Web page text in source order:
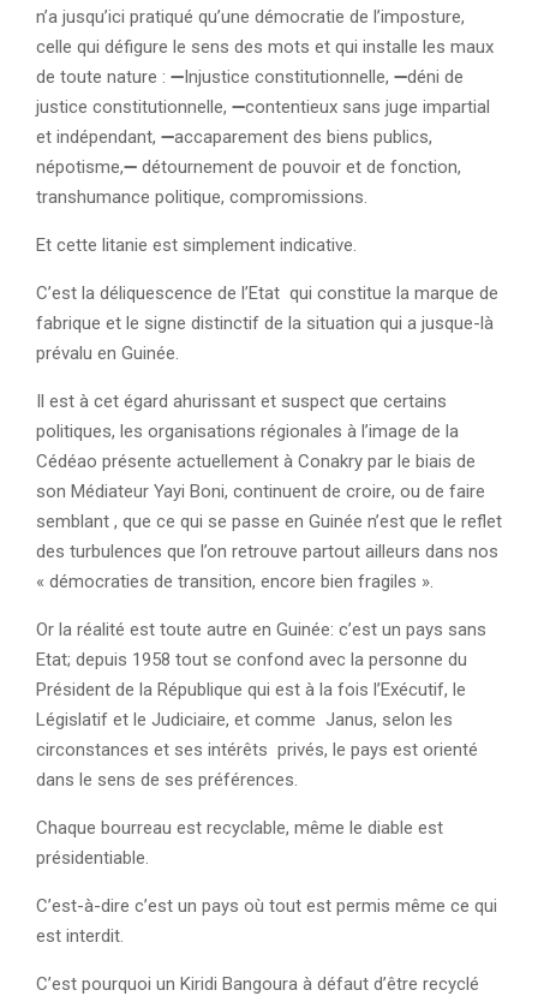
n’a jusqu’ici pratiqué qu’une démocratie de l’imposture,
celle qui défigure le sens des mots et qui installe les maux
de toute nature : ➖Injustice constitutionnelle, ➖déni de
justice constitutionnelle, ➖contentieux sans juge impartial
et indépendant, ➖accaparement des biens publics,
népotisme,➖ détournement de pouvoir et de fonction,
transhumance politique, compromissions.
Et cette litanie est simplement indicative.
C’est la déliquescence de l’Etat qui constitue la marque de
fabrique et le signe distinctif de la situation qui a jusque-là
prévalu en Guinée.
Il est à cet égard ahurissant et suspect que certains
politiques, les organisations régionales à l’image de la
Cédéao présente actuellement à Conakry par le biais de
son Médiateur Yayi Boni, continuent de croire, ou de faire
semblant , que ce qui se passe en Guinée n’est que le reflet
des turbulences que l’on retrouve partout ailleurs dans nos
« démocraties de transition, encore bien fragiles ».
Or la réalité est toute autre en Guinée: c’est un pays sans
Etat; depuis 1958 tout se confond avec la personne du
Président de la République qui est à la fois l’Exécutif, le
Législatif et le Judiciaire, et comme Janus, selon les
circonstances et ses intérêts privés, le pays est orienté
dans le sens de ses préférences.
Chaque bourreau est recyclable, même le diable est
présidentiable.
C’est-à-dire c’est un pays où tout est permis même ce qui
est interdit.
C’est pourquoi un Kiridi Bangoura à défaut d’être recyclé